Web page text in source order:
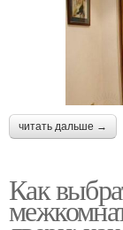
читать дальше →
Как